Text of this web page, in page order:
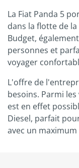
La Fiat Panda 5
dans la flotte de
Budget,
personnes et
voyager
L'offre de
besoins. Parmi
est en effet
Diesel, parfait
avec un maximum